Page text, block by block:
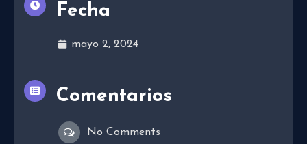
Fecha
mayo 2, 2024
Comentarios
No Comments